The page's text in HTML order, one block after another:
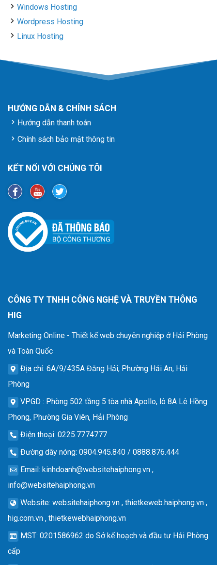
Windows Hosting
Wordpress Hosting
Linux Hosting
HƯỚNG DẪN & CHÍNH SÁCH
Hướng dẫn thanh toán
Chính sách bảo mật thông tin
KẾT NỐI VỚI CHÚNG TÔI
CÔNG TY TNHH CÔNG NGHỆ VÀ TRUYỀN THÔNG
HIG
Marketing Online - Thiết kế web chuyên nghiệp ở Hải Phòng
và Toàn Quốc
Địa chỉ: 6A/9/435A Đằng Hải, Phường Hải An, Hải
Phòng
VPGD : Phòng 502 tầng 5 tòa nhà Apollo, lô 8A Lê Hồng
Phong, Phường Gia Viên, Hải Phòng
Điện thoại: 0225.7774777
Đường dây nóng: 0904.945.840 / 0888.876.444
Email: kinhdoanh@websitehaiphong.vn ,
info@websitehaiphong.vn
Website: websitehaiphong.vn , thietkeweb.haiphong.vn ,
hig.com.vn , thietkewebhaiphong.vn
MST: 0201586962 do Sở kế hoạch và đầu tư Hải Phòng
cấp